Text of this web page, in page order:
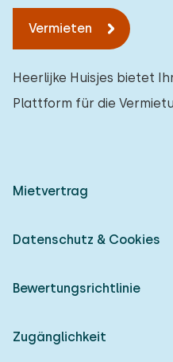
Vermieten
Heerlijke Huisjes bietet
Plattform für die
Mietvertrag
Datenschutz & Cookies
Bewertungsrichtlinie
Zugänglichkeit